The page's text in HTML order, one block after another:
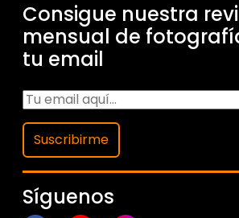
Consigue nuestra
mensual de
tu email
Suscribirme
Síguenos